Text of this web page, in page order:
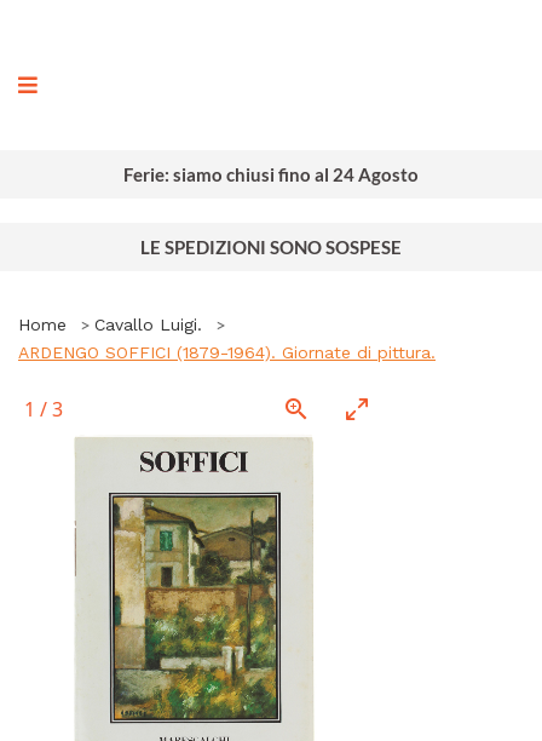
Ferie: siamo chiusi fino al 24 Agosto
LE SPEDIZIONI SONO SOSPESE
Home
Cavallo Luigi.
ARDENGO SOFFICI (1879-1964). Giornate di pittura.
1 /3